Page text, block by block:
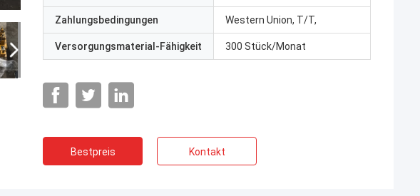
Zahlungsbedingungen Western Union, T/T,
Versorgungsmaterial-Fähigkeit 300 Stück/Monat
Bestpreis Kontakt